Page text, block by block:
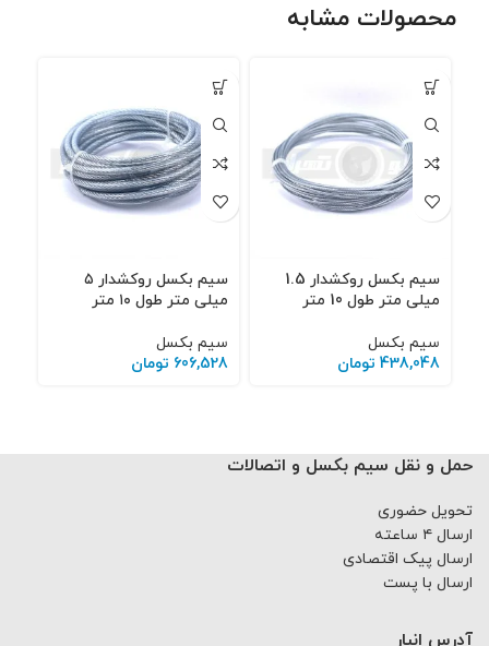
محصولات مشابه
سیم بکسل روکشدار 1.5
میلی متر طول 10 متر
سیم بکسل
438,048 تومان
سیم بکسل روکشدار ۵
میلی متر طول ۱۰ متر
سیم بکسل
606,528 تومان
حمل و نقل سیم بکسل و اتصالات
تحویل حضوری
ارسال ۴ ساعته
ارسال پیک اقتصادی
ارسال با پست
آدرس انبار